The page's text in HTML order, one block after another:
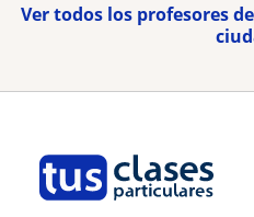
Ver todos los profesores